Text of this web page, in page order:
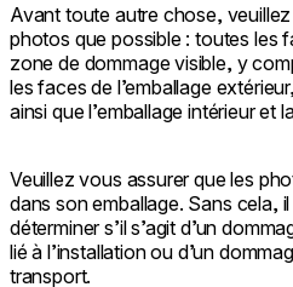
Avant toute autre chose,
photos que possible : toutes les
zone de dommage visible, y
les faces de l’emballage
ainsi que l’emballage intérieur et
Veuillez vous assurer que les
dans son emballage. Sans cela,
déterminer s’il s’agit d’un
lié à l’installation ou d’un
transport.